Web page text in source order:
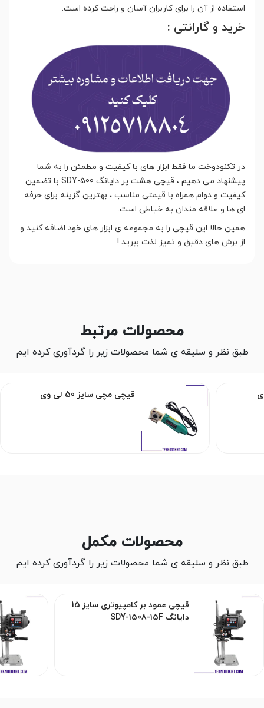
استفاده از آن را برای کاربران آسان و راحت کرده است.
خرید و گارانتی :
در تکنودوخت ما فقط ابزار های با کیفیت و مطمئن را به شما
پیشنهاد می دهیم ، قیچی هشت پر دایانگ SDY-500 با تضمین
کیفیت و دوام همراه با قیمتی مناسب ، بهترین گزینه برای حرفه
ای ها و علاقه مندان به خیاطی است.
همین حالا این قیچی را به مجموعه ی ابزار های خود اضافه کنید و
از برش های دقیق و تمیز لذت ببرید !
محصولات مرتبط
طبق نظر و سلیقه ی شما محصولات زیر را گردآوری کرده ایم
قیچی مچی سایز 50 لی وی
محصولات مکمل
طبق نظر و سلیقه ی شما محصولات زیر را گردآوری کرده ایم
قیچی عمود بر کامپیوتری سایز 15
دایانگ SDY-1508-15F